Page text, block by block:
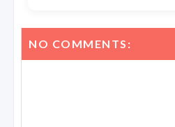
NO COMMENTS: